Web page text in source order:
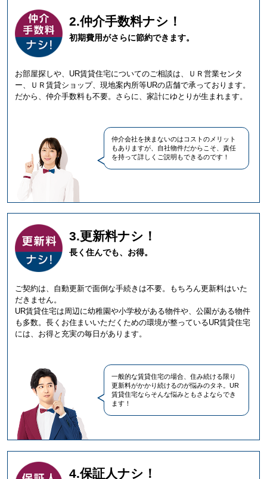
2.仲介手数料ナシ！
初期費用がさらに節約できます。
お部屋探しや、UR賃貸住宅についてのご相談は、ＵＲ営業センタ
ー、ＵＲ賃貸ショップ、現地案内所等URの店舗で承っております。
だから、仲介手数料も不要。さらに、家計にゆとりが生まれます。
仲介会社を挟まないのはコストのメリット
もありますが、自社物件だからこそ、責任
を持って詳しくご説明もできるのです！
3.更新料ナシ！
長く住んでも、お得。
ご契約は、自動更新で面倒な手続きは不要。もちろん更新料はいた
だきません。
UR賃貸住宅は周辺に幼稚園や小学校がある物件や、公園がある物件
も多数。長くお住まいいただくための環境が整っているUR賃貸住宅
には、お得と充実の毎日があります。
一般的な賃貸住宅の場合、住み続ける限り
更新料がかかり続けるのが悩みのタネ。UR
賃貸住宅ならそんな悩みともさよならでき
ます！
4.保証人ナシ！